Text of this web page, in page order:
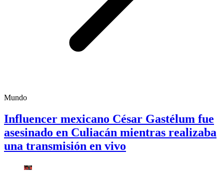
Mundo
Influencer mexicano César Gastélum fue
asesinado en Culiacán mientras realizaba
una transmisión en vivo